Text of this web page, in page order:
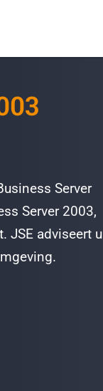
Server
Server 2003,
JSE adviseert u